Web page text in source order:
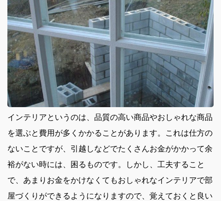
インテリアというのは、品質の高い商品やおしゃれな商品
を選ぶと費用が多くかかることがあります。
これは仕方の
ないことですが、引越しなどでたくさんお金がかかって余
裕がない時には、困るものです。しかし、工夫すること
で、あまりお金をかけなくてもおしゃれなインテリアで部
屋づくりができるようになりますので、覚えておくと良い